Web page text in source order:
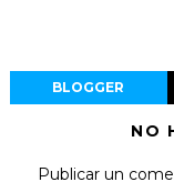
BLOGGER
NO
Publicar un